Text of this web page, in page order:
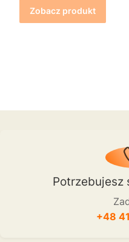
Zobacz produkt
Potrzebujesz
+48